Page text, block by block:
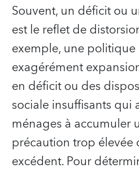
Souvent, un déficit ou
est le reflet de
exemple, une
exagérément
en déficit ou des
sociale insuffisants qui
ménages à accumuler
précaution trop élevée
excédent. Pour